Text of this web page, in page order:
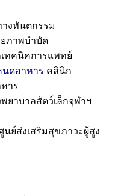
งทันตกรรม
ภาพบำบัด
ทคนิคการแพทย์
ดอาหาร คลินิก
าร
พยาบาลสัตว์เล็กจุฬาฯ
นย์ส่งเสริมสุขภาวะผู้สูง